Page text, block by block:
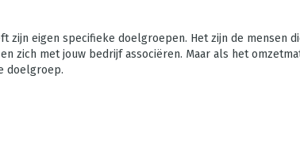
zijn eigen specifieke doelgroepen. Het zijn de mensen
zich met jouw bedrijf associëren. Maar als het
doelgroep.